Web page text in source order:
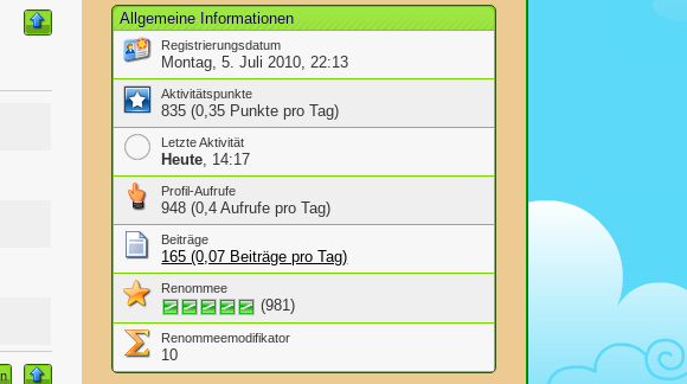
Allgemeine Informationen
Registrierungsdatum
Montag, 5. Juli 2010, 22:13
Aktivitätspunkte
835 (0,35 Punkte pro Tag)
Letzte Aktivität
Heute, 14:17
Profil-Aufrufe
948 (0,4 Aufrufe pro Tag)
Beiträge
165 (0,07 Beiträge pro Tag)
Renommee
(981)
Renommeemodifikator
10